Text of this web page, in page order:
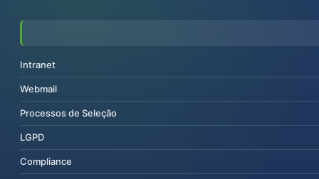
Intranet
Webmail
Processos de Seleção
LGPD
Compliance